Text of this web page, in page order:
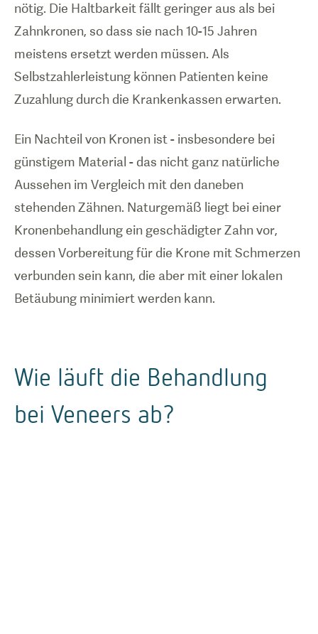
nötig. Die Haltbarkeit fällt geringer aus als bei
Zahnkronen, so dass sie nach 10-15 Jahren
meistens ersetzt werden müssen. Als
Selbstzahlerleistung können Patienten keine
Zuzahlung durch die Krankenkassen erwarten.
Ein Nachteil von Kronen ist - insbesondere bei
günstigem Material - das nicht ganz natürliche
Aussehen im Vergleich mit den daneben
stehenden Zähnen. Naturgemäß liegt bei einer
Kronenbehandlung ein geschädigter Zahn vor,
dessen Vorbereitung für die Krone mit Schmerzen
verbunden sein kann, die aber mit einer lokalen
Betäubung minimiert werden kann.
Wie läuft die Behandlung
bei Veneers ab?